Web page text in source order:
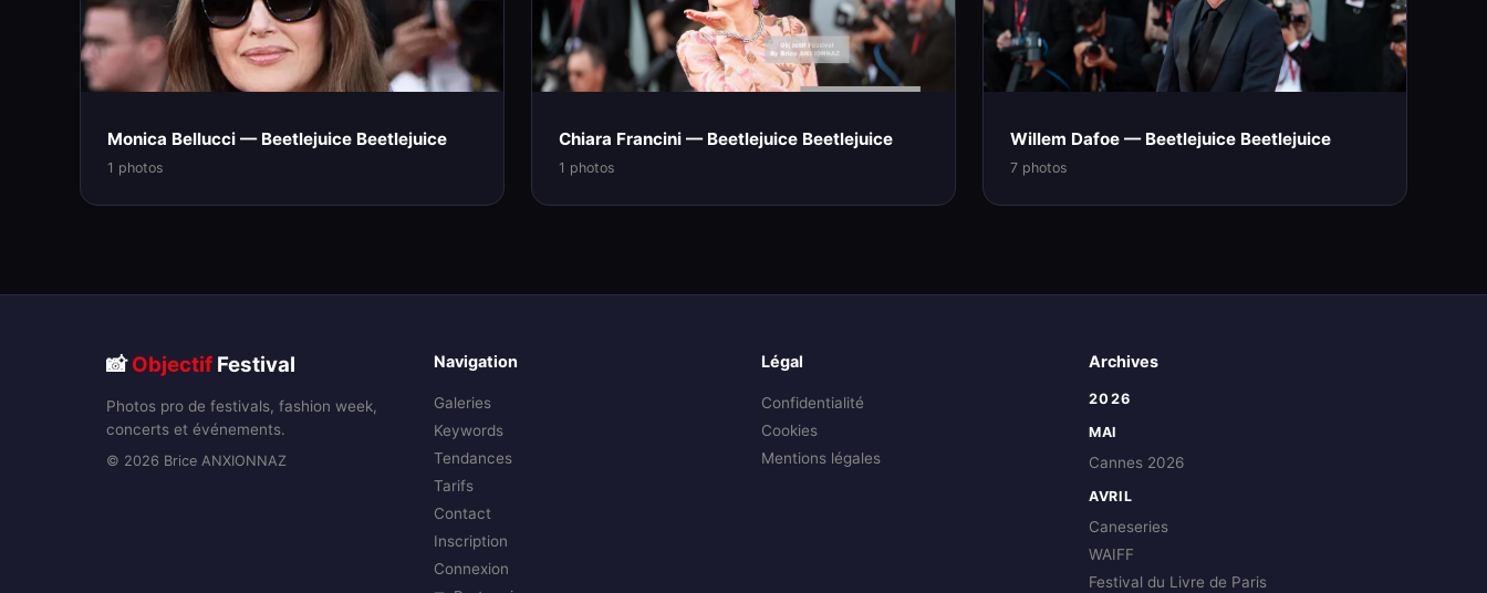
Monica Bellucci — Beetlejuice Beetlejuice
1 photos
Chiara Francini — Beetlejuice Beetlejuice
1 photos
Willem Dafoe — Beetlejuice Beetlejuice
7 photos
📸Objectif Festival
Photos pro de festivals, fashion week,
concerts et événements.
© 2026 Brice ANXIONNAZ
Navigation
Galeries
Keywords
Tendances
Tarifs
Contact
Inscription
Connexion
Légal
Confidentialité
Cookies
Mentions légales
Archives
2026
MAI
Cannes 2026
AVRIL
Caneseries
WAIFF
Festival du Livre de Paris